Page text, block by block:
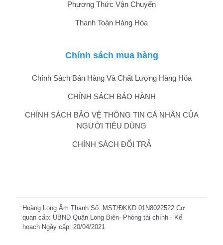
Phương Thức Vận Chuyển
Thanh Toán Hàng Hóa
Chính sách mua hàng
Chính Sách Bán Hàng Và Chất Lượng Hàng Hóa
CHÍNH SÁCH BẢO HÀNH
CHÍNH SÁCH BẢO VỆ THÔNG TIN CÁ NHÂN CỦA
NGƯỜI TIÊU DÙNG
CHÍNH SÁCH ĐỔI TRẢ
Hoàng Long Âm Thanh Số. MST/ĐKKD 01N8022522 Cơ
quan cấp: UBND Quận Long Biên- Phòng tài chính - Kế
hoạch Ngày cấp: 20/04/2021